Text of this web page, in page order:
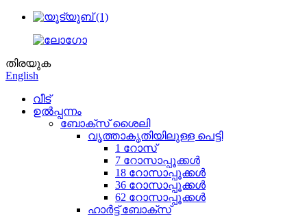
തിരയുക
English
വീട്
ഉൽപ്പന്നം
ബോക്സ് ശൈലി
വൃത്താകൃതിയിലുള്ള പെട്ടി
1 റോസ്
7 റോസാപ്പൂക്കൾ
18 റോസാപ്പൂക്കൾ
36 റോസാപ്പൂക്കൾ
62 റോസാപ്പൂക്കൾ
ഹാർട്ട് ബോക്സ്